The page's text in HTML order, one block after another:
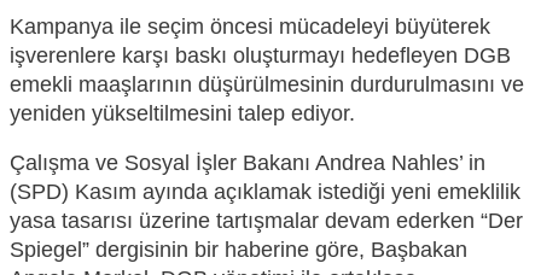
Kampanya ile seçim öncesi mücadeleyi büyüterek
işverenlere karşı baskı oluşturmayı hedefleyen DGB
emekli maaşlarının düşürülmesinin durdurul masını ve
yeniden yükseltilmesini talep ediyor.
Çalışma ve Sosyal İşler Bakanı Andrea Nahles’ in
(SPD) Kasım ayında açıklamak istediği yeni emeklilik
yasa tasarısı üzerine tartışmalar devam ederken “Der
Spiegel” dergisinin bir haberine göre, Başbakan